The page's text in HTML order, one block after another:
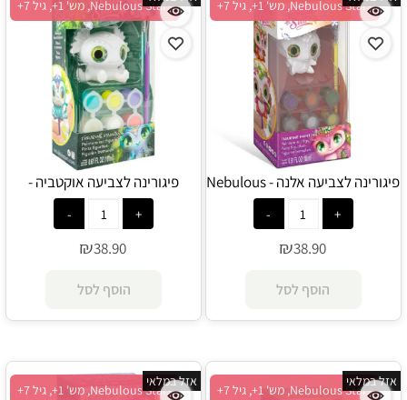
Nebulous Stars, מש' 1+, גיל 7+
פיגורינה לצביעה אלנה - Nebulous
₪38.90
הוסף לסל
Nebulous Stars, מש' 1+, גיל 7+
פיגורינה לצביעה אוקטביה -
Nebulous Stars
₪38.90
הוסף לסל
Nebulous Stars, מש' 1+, גיל 7+
אזל במלאי
Nebulous Stars, מש' 1+, גיל 7+
אזל במלאי